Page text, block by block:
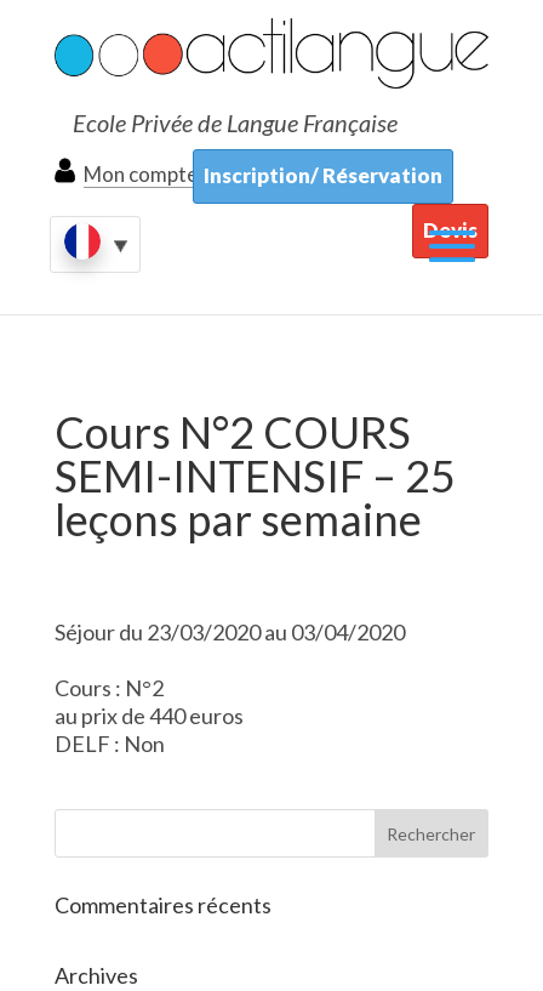
Ecole Privée de Langue Française
Mon compte Inscription/ Réservation
Devis
Cours N°2 COURS
SEMI-INTENSIF – 25
leçons par semaine
Séjour du 23/03/2020 au 03/04/2020
Cours : N°2
au prix de 440 euros
DELF : Non
Commentaires récents
Archives